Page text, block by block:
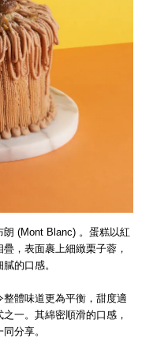
(Mont Blanc) 。蛋糕以紅
，表面裹上細緻栗子蓉，
的口感。
體味道更為平衡，甜度適
一。其綿密順滑的口感，
分享。